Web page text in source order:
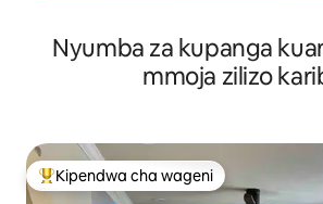
Nyumba za kupanga
mmoja zilizo
Kipendwa maarufu cha wageni
Kipendwa cha wageni